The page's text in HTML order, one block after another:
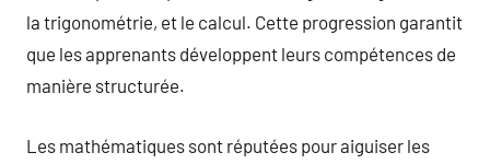
la trigonométrie, et le calcul. Cette progression garantit
que les apprenants développent leurs compétences de
manière structurée.
Les mathématiques sont réputées pour aiguiser les